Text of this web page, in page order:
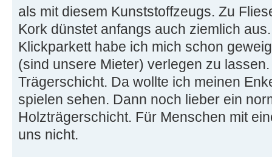
als mit diesem Kunststoffzeugs. Zu
Kork dünstet anfangs auch ziemlich
Klickparkett habe ich mich schon
(sind unsere Mieter) verlegen zu
Trägerschicht. Da wollte ich meinen
spielen sehen. Dann noch lieber ein
Holzträgerschicht. Für Menschen mit
uns nicht.